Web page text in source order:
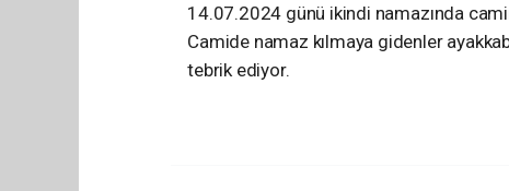
14.07.2024 günü ikindi namazında
Camide namaz kılmaya gidenler
tebrik ediyor.